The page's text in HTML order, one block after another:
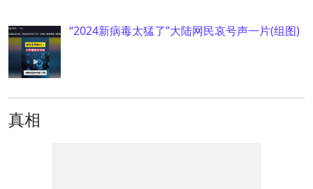
“2024新病毒太猛了”大陆网民哀号声一片(组图)
真相